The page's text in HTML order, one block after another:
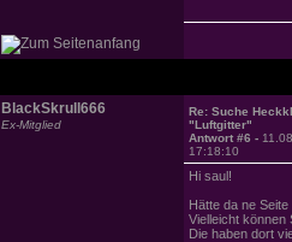
BlackSkrull666
Ex-Mitglied
Re: Suche
"Luftgitter"
Antwort #6 -
17:18:10
Hi saul!
Hätte da ne
Vielleicht
Die haben dort